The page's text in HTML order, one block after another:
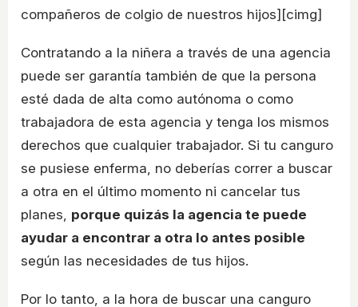
compañeros de colgio de nuestros hijos][cimg]
Contratando a la niñera a través de una agencia
puede ser garantía también de que la persona
esté dada de alta como autónoma o como
trabajadora de esta agencia y tenga los mismos
derechos que cualquier trabajador. Si tu canguro
se pusiese enferma, no deberías correr a buscar
a otra en el último momento ni cancelar tus
planes, porque quizás la agencia te puede
ayudar a encontrar a otra lo antes posible
según las necesidades de tus hijos.
Por lo tanto, a la hora de buscar una canguro